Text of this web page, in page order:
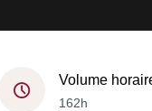
Volume
162h